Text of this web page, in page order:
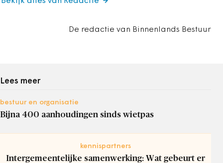
De redactie van Binnenlands Bestuur
Lees meer
bestuur en organisatie
Bijna 400 aanhoudingen sinds wietpas
kennispartners
Intergemeentelijke samenwerking: Wat gebeurt er